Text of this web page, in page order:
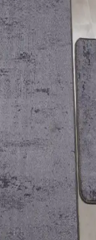
Seçim İpuçları
modern halıların
önerileri ve seçim
Kaliteli ve Estetik
desen ve renk
yaşam
Estetik ve
Rehberi
sıcaklık ve
göre doğru seçim
hale getirin.